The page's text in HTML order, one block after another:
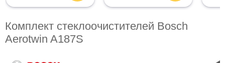
Комплект стеклоочистителей Bosch
Aerotwin A187S